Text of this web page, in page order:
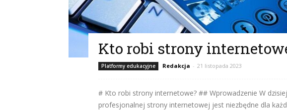
Kto robi strony
Platformy edukacyjne Redakcja - 21 listopada 2023
# Kto robi strony internetowe? ## Wprowadzenie W
profesjonalnej strony internetowej jest niezbędne dla